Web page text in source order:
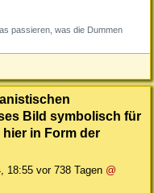
passieren, was die Dummen
Bild symbolisch für
in Form der
18:55 vor 738 Tagen @